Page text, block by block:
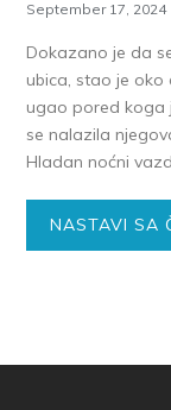
September 17, 2024
Dokazano je da
ubica, stao je oko
ugao pored koga
se nalazila
Hladan noćni
NASTAVI SA